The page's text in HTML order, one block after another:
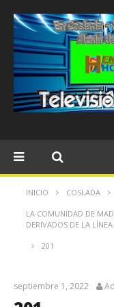
INICIO COSLADA
LA COMUNIDAD DE
DERIVADOS DE LA
201
septiembre 1, 2022